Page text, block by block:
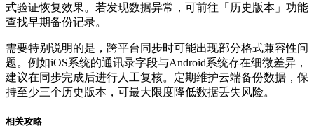
式验证恢复效果。若发现数据异常，可前往「历史版本」功能
查找早期备份记录。
需要特别说明的是，跨平台同步时可能出现部分格式兼容性问
题。例如iOS系统的通讯录字段与Android系统存在细微差异，
建议在同步完成后进行人工复核。定期维护云端备份数据，保
持至少三个历史版本，可最大限度降低数据丢失风险。
相关攻略